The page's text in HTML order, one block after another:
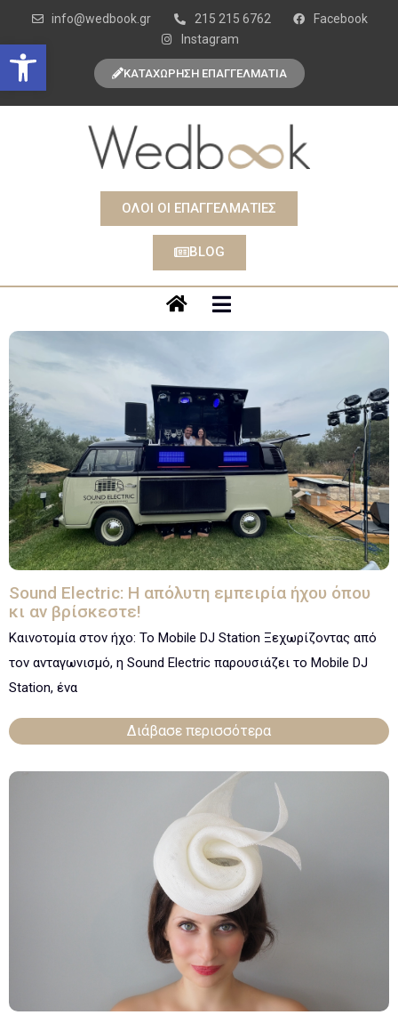
Open toolbar
info@wedbook.gr 215 215 6762
Facebook
Instagram
ΚΑΤΑΧΩΡΗΣΗ ΕΠΑΓΓΕΛΜΑΤΙΑ
ΟΛΟΙ ΟΙ ΕΠΑΓΓΕΛΜΑΤΙΕΣ
BLOG
Sound Electric: Η απόλυτη εμπειρία ήχου όπου
κι αν βρίσκεστε!
Καινοτομία στον ήχο: Το Mobile DJ Station Ξεχωρίζοντας από
τον ανταγωνισμό, η Sound Electric παρουσιάζει το Mobile DJ
Station, ένα
Διάβασε περισσότερα